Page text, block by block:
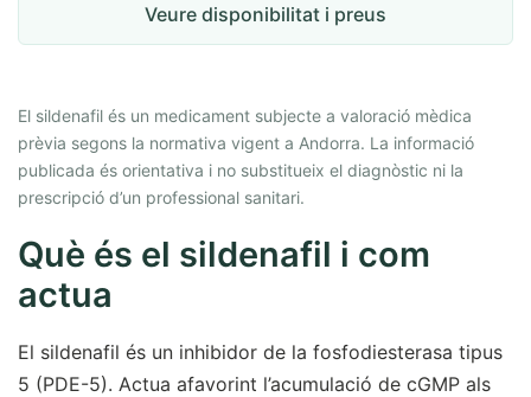
Veure disponibilitat i preus
El sildenafil és un medicament subjecte a valoració mèdica
prèvia segons la normativa vigent a Andorra. La informació
publicada és orientativa i no substitueix el diagnòstic ni la
prescripció d’un professional sanitari.
Què és el sildenafil i com
actua
El sildenafil és un inhibidor de la fosfodiesterasa tipus
5 (PDE-5). Actua afavorint l’acumulació de cGMP als